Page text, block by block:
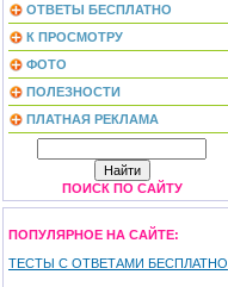
ОТВЕТЫ БЕСПЛАТНО
К ПРОСМОТРУ
ФОТО
ПОЛЕЗНОСТИ
ПЛАТНАЯ РЕКЛАМА
ПОИСК ПО САЙТУ
ПОПУЛЯРНОЕ НА САЙТЕ:
ТЕСТЫ С ОТВЕТАМИ БЕСПЛАТНО